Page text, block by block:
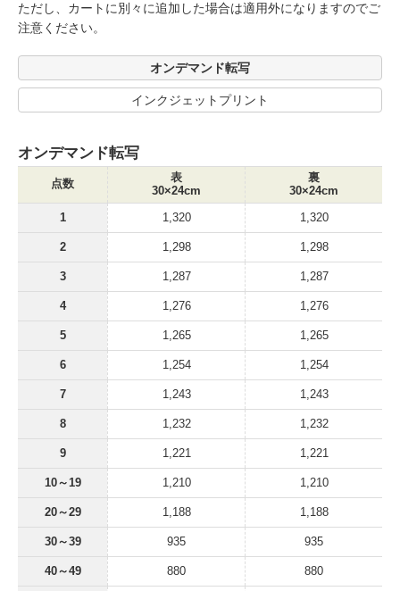
ただし、カートに別々に追加した場合は適用外になりますのでご
注意ください。
オンデマンド転写
インクジェットプリント
オンデマンド転写
点数
表
30×24cm
裏
30×24cm
1 1,320 1,320
2 1,298 1,298
3 1,287 1,287
4 1,276 1,276
5 1,265 1,265
6 1,254 1,254
7 1,243 1,243
8 1,232 1,232
9 1,221 1,221
10～19 1,210 1,210
20～29 1,188 1,188
30～39 935 935
40～49 880 880